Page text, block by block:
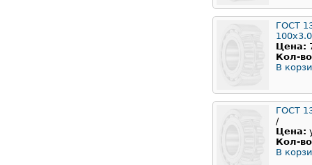
ГОСТ
Цена:
Кол-
В
ГОСТ
/
Цена:
Кол-
В